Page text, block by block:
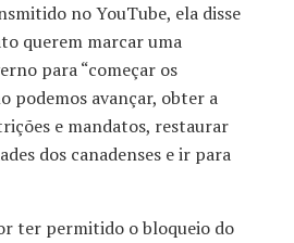
no YouTube, ela disse
querem marcar uma
para “começar os
podemos avançar, obter a
e mandatos, restaurar
dos canadenses e ir para
ter permitido o bloqueio do